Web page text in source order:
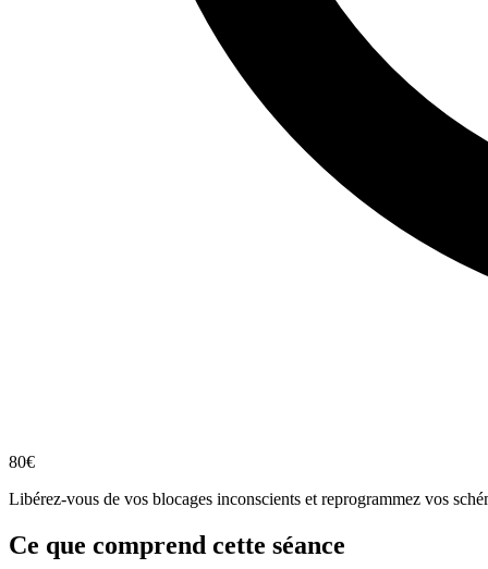
80€
Libérez-vous de vos blocages inconscients et reprogrammez vos
Ce que comprend cette séance